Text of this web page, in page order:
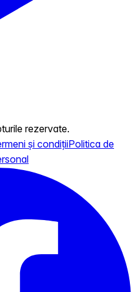
rezervate.
și condițiiPolitica de